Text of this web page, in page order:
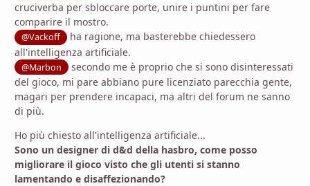
cruciverba per sbloccare porte, unire i puntini per fare
comparire il mostro.
@Vackoff
ha ragione, ma basterebbe chiedessero
all'intelligenza artificiale.
@Marbon
secondo me è proprio che si sono disinteressati
del gioco, mi pare abbiano pure licenziato parecchia gente,
magari per prendere incapaci, ma altri del forum ne sanno
di più.
Ho più chiesto all'intelligenza artificiale...
Sono un designer di d&d della hasbro, come posso
migliorare il gioco visto che gli utenti si stanno
lamentando e disaffezionando?